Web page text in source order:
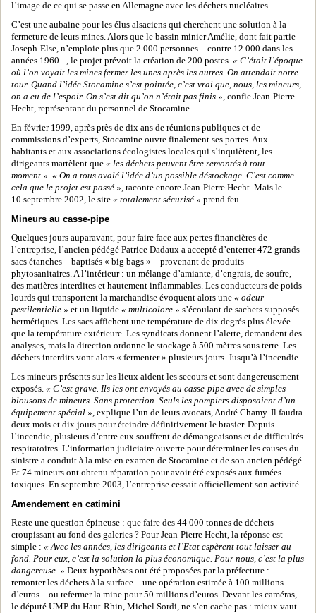
l’image de ce qui se passe en Allemagne avec les déchets nucléaires.
C’est une aubaine pour les élus alsaciens qui cherchent une solution à la
fermeture de leurs mines. Alors que le bassin minier Amélie, dont fait partie
Joseph-Else, n’emploie plus que 2 000 personnes – contre 12 000 dans les
années 1960 –, le projet prévoit la création de 200 postes. « C’était l’époque
où l’on voyait les mines fermer les unes après les autres. On attendait notre
tour. Quand l’idée Stocamine s’est pointée, c’est vrai que, nous, les mineurs,
on a eu de l’espoir. On s’est dit qu’on n’était pas finis », confie Jean-Pierre
Hecht, représentant du personnel de Stocamine.
En février 1999, après près de dix ans de réunions publiques et de
commissions d’experts, Stocamine ouvre finalement ses portes. Aux
habitants et aux associations écologistes locales qui s’inquiètent, les
dirigeants martèlent que « les déchets peuvent être remontés à tout
moment ». « On a tous avalé l’idée d’un possible déstockage. C’est comme
cela que le projet est passé », raconte encore Jean-Pierre Hecht. Mais le
10 septembre 2002, le site « totalement sécurisé » prend feu.
Mineurs au casse-pipe
Quelques jours auparavant, pour faire face aux pertes financières de
l’entreprise, l’ancien pédégé Patrice Dadaux a accepté d’enterrer 472 grands
sacs étanches – baptisés « big bags » – provenant de produits
phytosanitaires. A l’intérieur : un mélange d’amiante, d’engrais, de soufre,
des matières interdites et hautement inflammables. Les conducteurs de poids
lourds qui transportent la marchandise évoquent alors une « odeur
pestilentielle » et un liquide « multicolore » s’écoulant de sachets supposés
hermétiques. Les sacs affichent une température de dix degrés plus élevée
que la température extérieure. Les syndicats donnent l’alerte, demandent des
analyses, mais la direction ordonne le stockage à 500 mètres sous terre. Les
déchets interdits vont alors « fermenter » plusieurs jours. Jusqu’à l’incendie.
Les mineurs présents sur les lieux aident les secours et sont dangereusement
exposés. « C’est grave. Ils les ont envoyés au casse-pipe avec de simples
blousons de mineurs. Sans protection. Seuls les pompiers disposaient d’un
équipement spécial », explique l’un de leurs avocats, André Chamy. Il faudra
deux mois et dix jours pour éteindre définitivement le brasier. Depuis
l’incendie, plusieurs d’entre eux souffrent de démangeaisons et de difficultés
respiratoires. L’information judiciaire ouverte pour déterminer les causes du
sinistre a conduit à la mise en examen de Stocamine et de son ancien pédégé.
Et 74 mineurs ont obtenu réparation pour avoir été exposés aux fumées
toxiques. En septembre 2003, l’entreprise cessait officiellement son activité.
Amendement en catimini
Reste une question épineuse : que faire des 44 000 tonnes de déchets
croupissant au fond des galeries ? Pour Jean-Pierre Hecht, la réponse est
simple : « Avec les années, les dirigeants et l’Etat espèrent tout laisser au
fond. Pour eux, c’est la solution la plus économique. Pour nous, c’est la plus
dangereuse. » Deux hypothèses ont été proposées par la préfecture :
remonter les déchets à la surface – une opération estimée à 100 millions
d’euros – ou refermer la mine pour 50 millions d’euros. Devant les caméras,
le député UMP du Haut-Rhin, Michel Sordi, ne s’en cache pas : mieux vaut